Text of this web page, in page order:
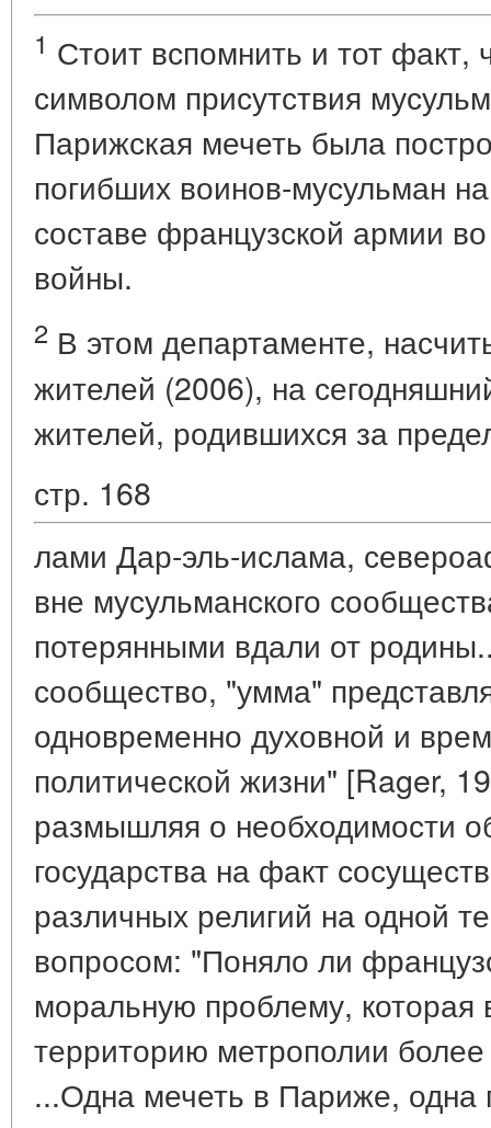
1 Стоит вспомнить и тот факт,
символом присутствия
Парижская мечеть была
погибших воинов-мусульман
составе французской армии
войны.
2 В этом департаменте,
жителей (2006), на
жителей, родившихся за
стр. 168
лами Дар-эль-ислама,
вне мусульманского
потерянными вдали от
сообщество, "умма"
одновременно духовной и
политической жизни" [Rager,
размышляя о необходимости
государства на факт
различных религий на одной
вопросом: "Поняло ли
моральную проблему, которая
территорию метрополии
...Одна мечеть в Париже, одна